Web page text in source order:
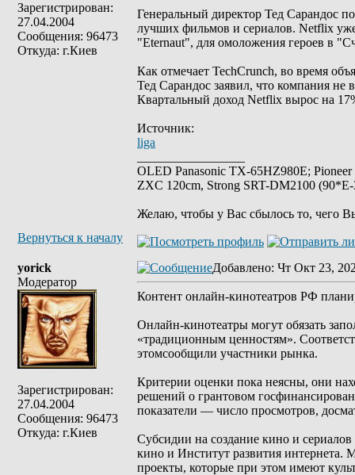
Зарегистрирован:
27.04.2004
Сообщения: 96473
Откуда: г.Киев
Генеральный директор Тед Сарандос
лучших фильмов и сериалов. Netflix
"Eternaut", для омоложения героев в
Как отмечает TechCrunch, во время
Тед Сарандос заявил, что компания не
Квартальный доход Netflix вырос на
Источник:
liga
OLED Panasonic TX-65HZ980E;
ZXC 120cm, Strong SRT-DM2100
Желаю, чтобы у Вас сбылось то, чего
Вернуться к началу
yorick
Модератор
Зарегистрирован:
27.04.2004
Сообщения: 96473
Откуда: г.Киев
Добавлено: Чт Окт 23,
Контент онлайн-кинотеатров РФ
Онлайн-кинотеатры могут обязать
«традиционным ценностям».
этомсообщили участники рынка.
Критерии оценки пока неясны, они
решений о грантовом
показатели — число просмотров,
Субсидии на создание кино и
кино и Институт развития интернета.
проекты, которые при этом имеют